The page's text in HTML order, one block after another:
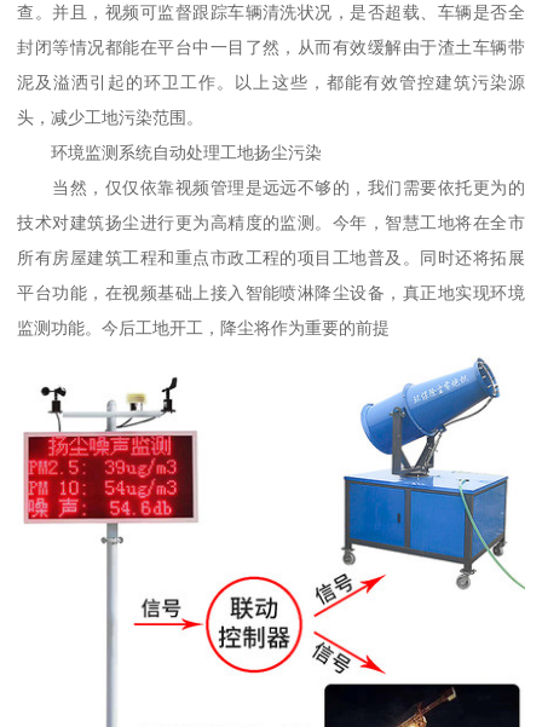
查。并且，视频可监督跟踪车辆清洗状况，是否超载、车辆是否全
封闭等情况都能在平台中一目了然，从而有效缓解由于渣土车辆带
泥及溢洒引起的环卫工作。以上这些，都能有效管控建筑污染源
头，减少工地污染范围。
环境监测系统自动处理工地扬尘污染
当然，仅仅依靠视频管理是远远不够的，我们需要依托更为的
技术对建筑扬尘进行更为高精度的监测。今年，智慧工地将在全市
所有房屋建筑工程和重点市政工程的项目工地普及。同时还将拓展
平台功能，在视频基础上接入智能喷淋降尘设备，真正地实现环境
监测功能。今后工地开工，降尘将作为重要的前提